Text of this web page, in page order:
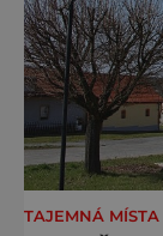
TAJEMNÁ MÍSTA